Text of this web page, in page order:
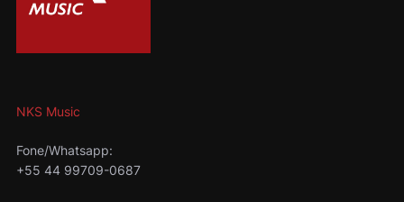
NKS Music
Fone/Whatsapp:
+55 44 99709-0687